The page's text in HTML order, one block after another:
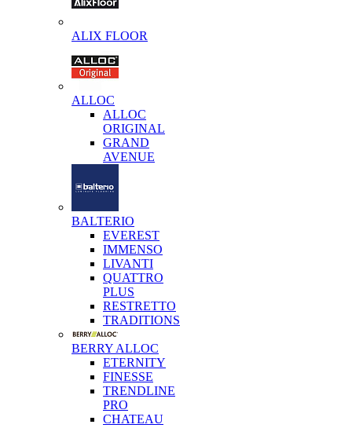
ALIX FLOOR
ALLOC
ALLOC
ORIGINAL
GRAND
AVENUE
BALTERIO
EVEREST
IMMENSO
LIVANTI
QUATTRO
PLUS
RESTRETTO
TRADITIONS
BERRY ALLOC
ETERNITY
FINESSE
TRENDLINE
PRO
CHATEAU